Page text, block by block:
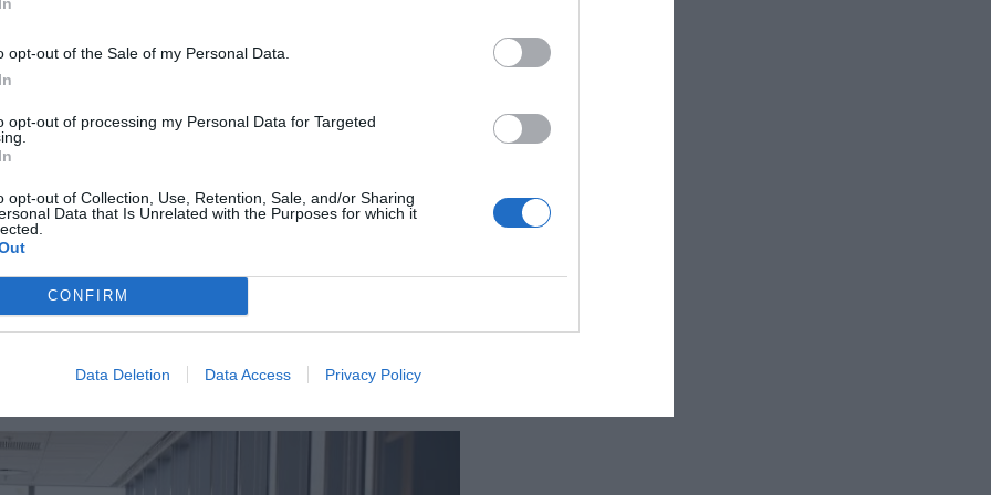
opt-out of the Sale of my Personal Data.
opt-out of processing my Personal Data for Targeted
opt-out of Collection, Use, Retention, Sale, and/or Sharing
Data that Is Unrelated with the Purposes for which it
CONFIRM
Data Deletion Data Access Privacy Policy
és, a més, un lloc emocionalment
frustracions i pors. De vegades, també
hi arriben igualment. I no sempre hi ha marge
filtrar, traduir, contenir. Aquesta exposició
sumant.
això es tradueix en líders que no tanquen
la tensió només per alleujar el moment, que
responsabilitat si se’ls dona temps i
sense substituir i que aposta pel